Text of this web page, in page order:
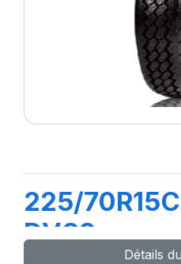
225/70R15C
DV82
Détails